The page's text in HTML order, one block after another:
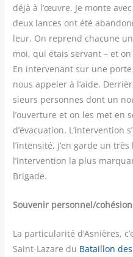
déjà à l’œuvre. Je monte
deux lances ont été
leur. On reprend cha­cune
moi, qui étais ser­vant – et
En inter­ve­nant sur une
nous appe­ler à l’aide.
sieurs per­sonnes dont un
l’ouverture et on les met en
d’évacuation. L’intervention
l’intensité, j’en garde un
l’intervention la plus
Brigade.
Sou­ve­nir personnel/​
La par­ti­cu­la­ri­té d’Asnières,
Saint-Lazare du Bataillon